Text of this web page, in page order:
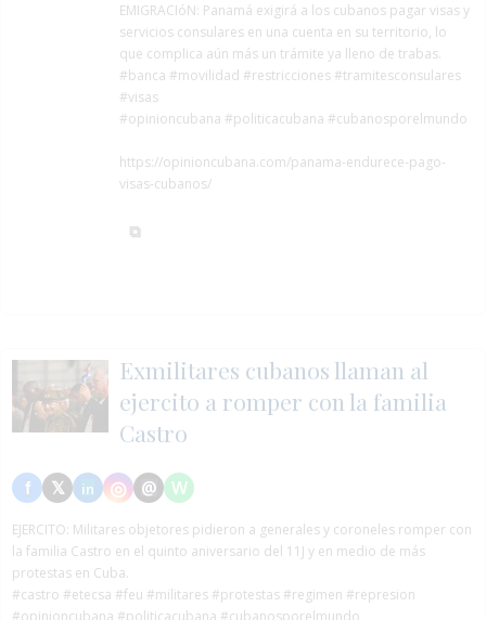
EMIGRACIóN: Panamá exigirá a los cubanos pagar visas y
servicios consulares en una cuenta en su territorio, lo
que complica aún más un trámite ya lleno de trabas.
#banca #movilidad #restricciones #tramitesconsulares
#visas
#opinioncubana #politicacubana #cubanosporelmundo
https://opinioncubana.com/panama-endurece-pago-
visas-cubanos/
Exmilitares cubanos llaman al
ejercito a romper con la familia
Castro
EJERCITO: Militares objetores pidieron a generales y coroneles romper con
la familia Castro en el quinto aniversario del 11J y en medio de más
protestas en Cuba.
#castro #etecsa #feu #militares #protestas #regimen #represion